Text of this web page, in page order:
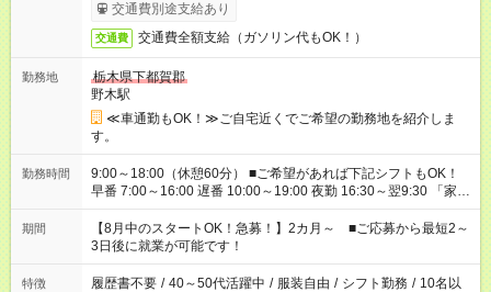
交通費別途支給あり
交通費 交通費全額支給（ガソリン代もOK！）
勤務地
栃木県下都賀郡
野木駅
≪車通勤もOK！≫ご自宅近くでご希望の勤務地を紹介しま
す。
勤務時間
9:00～18:00（休憩60分） ■ご希望があれば下記シフトもOK！
早番 7:00～16:00 遅番 10:00～19:00 夜勤 16:30～翌9:30 「家族
と休みを合わせたい」 「余裕を持って夕飯の準備がしたい」
「できれば残業はしたくない」 など、ご希望を教えてください
ね。 ※Wワーク希望の方へ 今ご覧のお仕事で希望する勤務時間
と、もう1つのお仕事の勤務時間。 合計で週40時間を超える場
合は応募できません。
期間
【8月中のスタートOK！急募！】2カ月～ ■ご応募から最短2～
3日後に就業が可能です！
特徴 履歴書不要 / 40～50代活躍中 / 服装自由 / シフト勤務 / 10名以